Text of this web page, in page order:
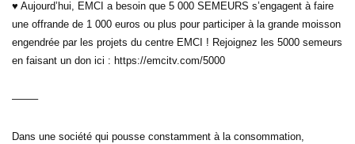
♥ Aujourd’hui, EMCI a besoin que 5 000 SEMEURS s’engagent à faire
une offrande de 1 000 euros ou plus pour participer à la grande moisson
engendrée par les projets du centre EMCI ! Rejoignez les 5000 semeurs
en faisant un don ici : https://emcitv.com/5000
——–
Dans une société qui pousse constamment à la consommation,